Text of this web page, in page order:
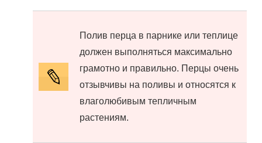
Полив перца в парнике или теплице
должен выполняться максимально
грамотно и правильно. Перцы очень
отзывчивы на поливы и относятся к
влаголюбивым тепличным
растениям.